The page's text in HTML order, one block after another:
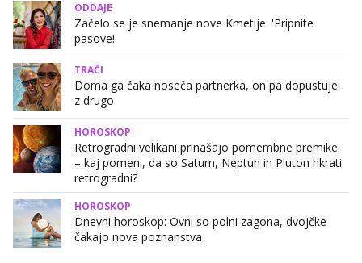
ODDAJE
Začelo se je snemanje nove Kmetije: 'Pripnite
pasove!'
TRAČI
Doma ga čaka noseča partnerka, on pa dopustuje
z drugo
HOROSKOP
Retrogradni velikani prinašajo pomembne premike
– kaj pomeni, da so Saturn, Neptun in Pluton hkrati
retrogradni?
HOROSKOP
Dnevni horoskop: Ovni so polni zagona, dvojčke
čakajo nova poznanstva